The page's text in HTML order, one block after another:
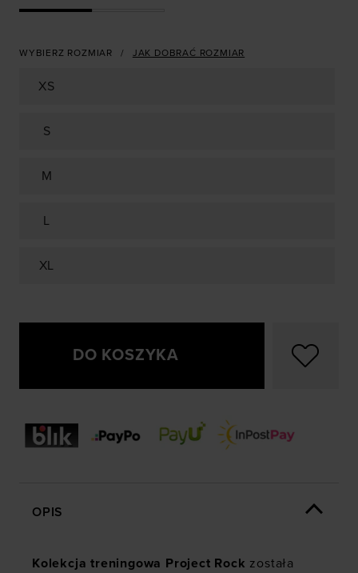
WYBIERZ ROZMIAR JAK DOBRAĆ ROZMIAR
XS
S
M
L
XL
DO KOSZYKA
OPIS
Kolekcja treningowa Project Rock została